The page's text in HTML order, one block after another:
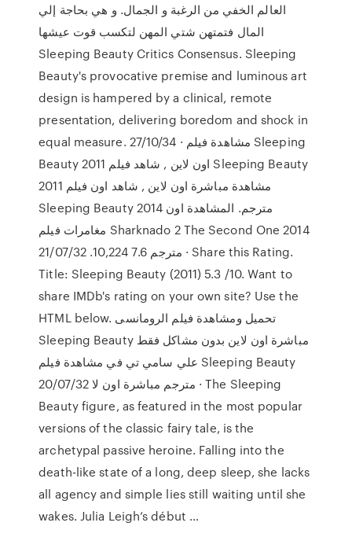
العالم الخفي من الرغبة و الجمال. و هي بحاجة إلي
المال فتمتهن شتي المهن لتكسب قوت عيشها
Sleeping Beauty Critics Consensus. Sleeping
Beauty's provocative premise and luminous art
design is hampered by a clinical, remote
presentation, delivering boredom and shock in
equal measure. 27/10/34 · مشاهدة فيلم Sleeping
Beauty 2011 اون لاين , شاهد فيلم Sleeping Beauty
2011 مشاهدة مباشرة اون لاين , شاهد اون فيلم
Sleeping Beauty 2014 مترجم. المشاهدة اون
مغامرات فيلم Sharknado 2 The Second One 2014
مترجم 7.6 10,224. 21/07/32 · Share this Rating.
Title: Sleeping Beauty (2011) 5.3 /10. Want to
share IMDb's rating on your own site? Use the
HTML below. تحميل ومشاهدة فيلم الرومانسى
Sleeping Beauty مباشرة اون لاين بدون مشاكل فقط
علي سامي تي في مشاهدة فيلم Sleeping Beauty
مترجم مباشرة اون لا 20/07/32 · The Sleeping
Beauty figure, as featured in the most popular
versions of the classic fairy tale, is the
archetypal passive heroine. Falling into the
death-like state of a long, deep sleep, she lacks
all agency and simple lies still waiting until she
wakes. Julia Leigh’s début …